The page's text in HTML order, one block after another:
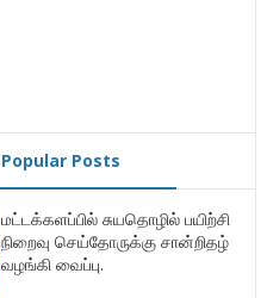
Popular Posts
மட்டக்களப்பில் சுயதொழில் பயிற்சி
நிறைவு செய்தோருக்கு சான்றிதழ்
வழங்கி வைப்பு.